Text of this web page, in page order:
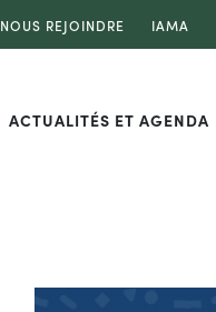
NOUS REJOINDRE IAMA
ACTUALITÉS ET AGENDA